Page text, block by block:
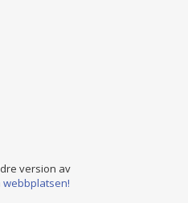
version av
webbplatsen!